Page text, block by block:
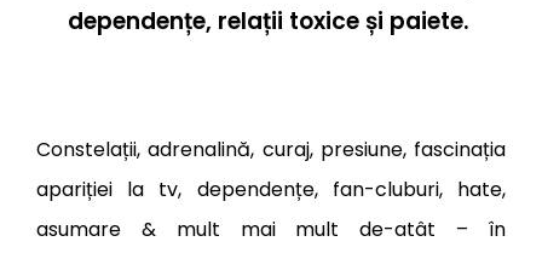
dependențe, relații toxice și paiete.
Constelații, adrenalină, curaj, presiune, fascinația
apariției la tv, dependențe, fan-cluburi, hate,
asumare & mult mai mult de-atât – în